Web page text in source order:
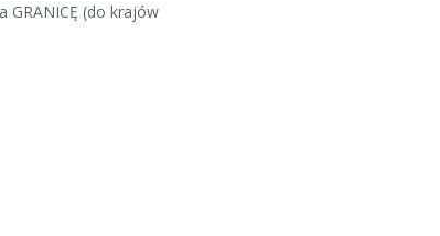
GRANICĘ (do krajów